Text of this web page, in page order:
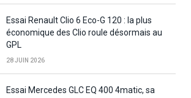
Essai Renault Clio 6 Eco-G 120 : la plus
économique des Clio roule désormais au
GPL
28 JUIN 2026
Essai Mercedes GLC EQ 400 4matic, sa